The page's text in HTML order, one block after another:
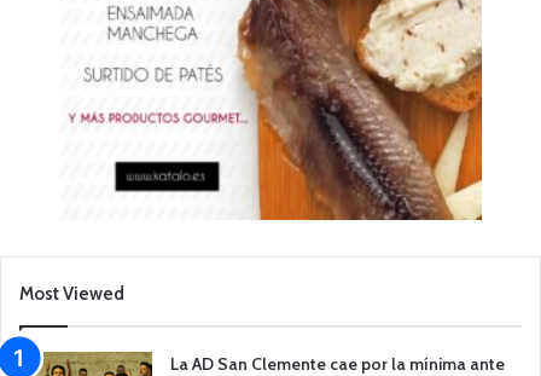
Most Viewed
La AD San Clemente cae por la mínima ante